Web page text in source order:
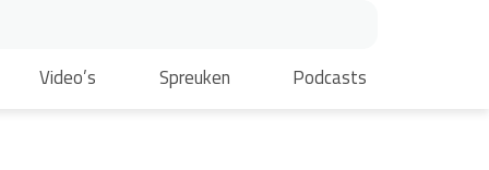
Video’s Spreuken Podcasts